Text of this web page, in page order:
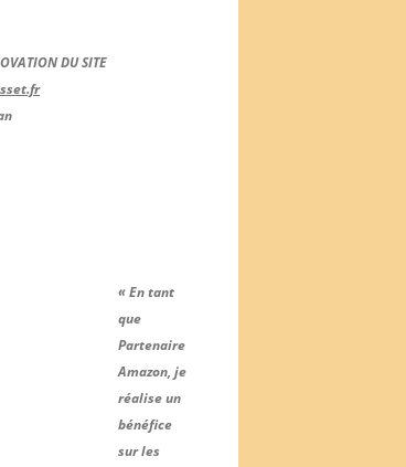
DU SITE
« En tant
que
Partenaire
Amazon, je
réalise un
bénéfice
sur les